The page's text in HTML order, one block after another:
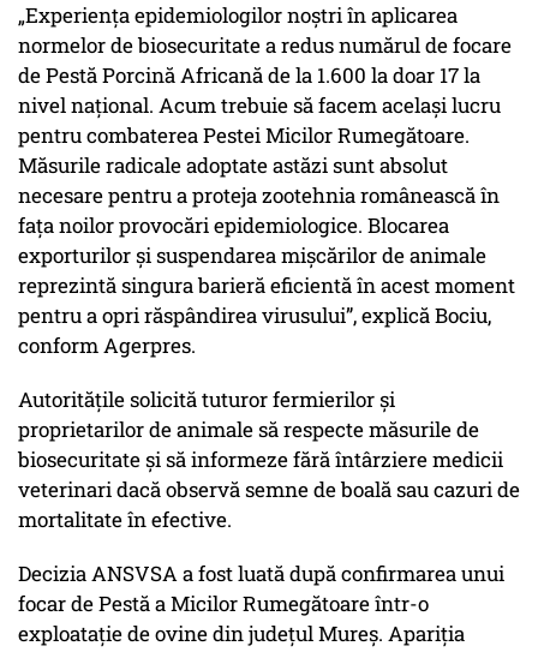
„Experienţa epidemiologilor noştri în aplicarea
normelor de biosecuritate a redus numărul de focare
de Pestă Porcină Africană de la 1.600 la doar 17 la
nivel naţional. Acum trebuie să facem acelaşi lucru
pentru combaterea Pestei Micilor Rumegătoare.
Măsurile radicale adoptate astăzi sunt absolut
necesare pentru a proteja zootehnia românească în
faţa noilor provocări epidemiologice. Blocarea
exporturilor şi suspendarea mişcărilor de animale
reprezintă singura barieră eficientă în acest moment
pentru a opri răspândirea virusului”,explică Bociu,
conform Agerpres.
Autoritățile solicită tuturor fermierilor și
proprietarilor de animale să respecte măsurile de
biosecuritate și să informeze fără întârziere medicii
veterinari dacă observă semne de boală sau cazuri de
mortalitate în efective.
Decizia ANSVSA a fost luată după confirmarea unui
focar de Pestă a Micilor Rumegătoare într-o
exploatație de ovine din județul Mureș. Apariția